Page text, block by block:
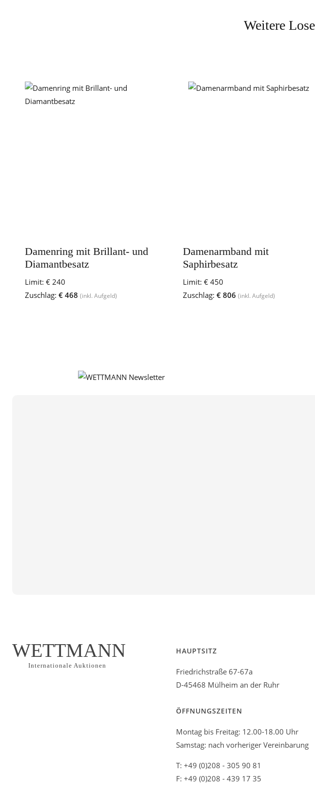
Weitere
Damenring mit Brillant- und
Diamantbesatz
Limit: € 240
Zuschlag: € 468 (inkl. Aufgeld)
Damenarmband mit
Saphirbesatz
Limit: € 450
Zuschlag: € 806 (inkl. Aufgeld)
WETTMANN
Internationale Auktionen
HAUPTSITZ
Friedrichstraße 67-67a
D-45468 Mülheim an der Ruhr
ÖFFNUNGSZEITEN
Montag bis Freitag: 12.00-18.00 Uhr
Samstag: nach vorheriger Vereinbarung
T: +49 (0)208 - 305 90 81
F: +49 (0)208 - 439 17 35